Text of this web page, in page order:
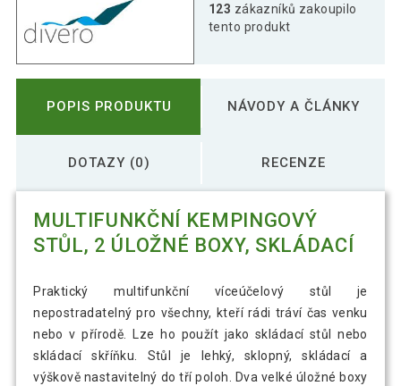
123 zákazníků zakoupilo
tento produkt
POPIS PRODUKTU NÁVODY A ČLÁNKY
DOTAZY (0) RECENZE
MULTIFUNKČNÍ KEMPINGOVÝ
STŮL, 2 ÚLOŽNÉ BOXY, SKLÁDACÍ
Praktický multifunkční víceúčelový stůl je
nepostradatelný pro všechny, kteří rádi tráví čas venku
nebo v přírodě. Lze ho použít jako skládací stůl nebo
skládací skříňku. Stůl je lehký, sklopný, skládací a
výškově nastavitelný do tří poloh. Dva velké úložné boxy